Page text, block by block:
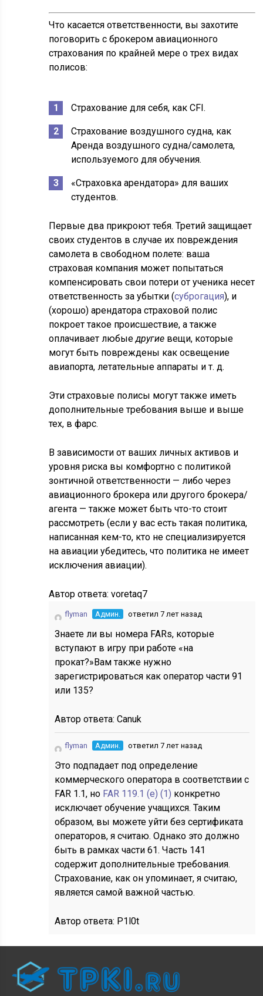
Что касается ответственности, вы захотите
поговорить с брокером авиационного
страхования по крайней мере о трех видах
полисов:
Страхование для себя, как CFI.
Страхование воздушного судна, как
Аренда воздушного судна/самолета,
используемого для обучения.
«Страховка арендатора» для ваших
студентов.
Первые два прикроют тебя. Третий защищает
своих студентов в случае их повреждения
самолета в свободном полете: ваша
страховая компания может попытаться
компенсировать свои потери от ученика несет
ответственность за убытки (суброгация), и
(хорошо) арендатора страховой полис
покроет такое происшествие, а также
оплачивает любыедругие вещи, которые
могут быть повреждены как освещение
авиапорта, летательные аппараты и т. д.
Эти страховые полисы могут также иметь
дополнительные требования выше и выше
тех, в фарс.
В зависимости от ваших личных активов и
уровня риска вы комфортно с политикой
зонтичной ответственности — либо через
авиационного брокера или другого брокера/
агента — также может быть что-то стоит
рассмотреть (если у вас есть такая политика,
написанная кем-то, кто не специализируется
на авиации убедитесь, что политика не имеет
исключения авиации).
Автор ответа:voretaq7
flyman Админ. ответил 7 лет назад
Знаете ли вы номера FARs, которые
вступают в игру при работе «на
прокат?»Вам также нужно
зарегистрироваться как оператор части 91
или 135?
Автор ответа:Canuk
flyman Админ. ответил 7 лет назад
Это подпадает под определение
коммерческого оператора в соответствии с
FAR 1.1, но FAR 119.1 (e) (1) конкретно
исключает обучение учащихся. Таким
образом, вы можете уйти без сертификата
операторов, я считаю. Однако это должно
быть в рамках части 61. Часть 141
содержит дополнительные требования.
Страхование, как он упоминает, я считаю,
является самой важной частью.
Автор ответа: P1l0t